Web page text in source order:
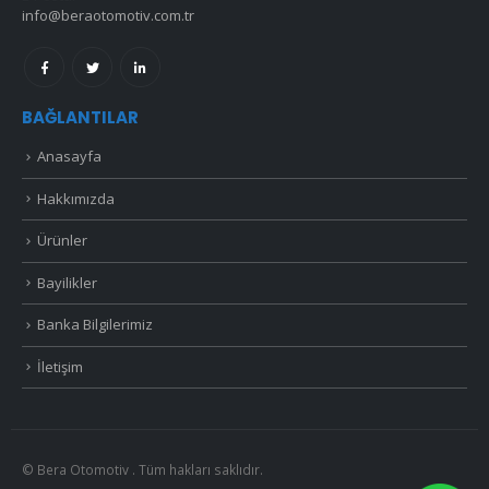
info@beraotomotiv.com.tr
BAĞLANTILAR
Anasayfa
Hakkımızda
Ürünler
Bayilikler
Banka Bilgilerimiz
İletişim
© Bera Otomotiv . Tüm hakları saklıdır.